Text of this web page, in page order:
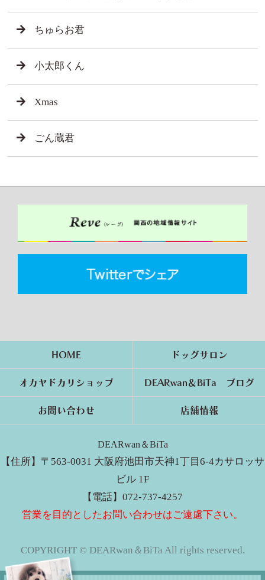
ちゅらお君
小太郎くん
Xmas
ごん蔵君
HOME ドッグサロン
オカヤドカリショップ DEARwan＆BiTa ブログ
お問い合わせ 店舗情報
DEARwan＆BiTa
【住所】〒563-0031 大阪府池田市天神1丁目6-4カサロッサ
ビル 1F
【電話】072-737-4257
営業を目的としたお問い合わせはご遠慮下さい。
COPYRIGHT © DEARwan＆BiTa All rights reserved.